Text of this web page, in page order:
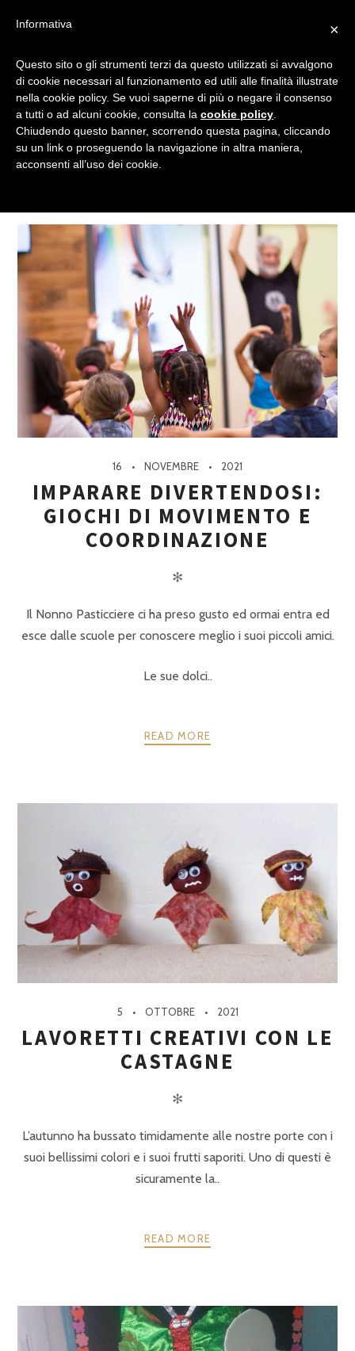
NON CATEGORIZZATO
Categorie
16 NOVEMBRE 2021
IMPARARE DIVERTENDOSI:
GIOCHI DI MOVIMENTO E
COORDINAZIONE
✻
Il Nonno Pasticciere ci ha preso gusto ed ormai entra ed
esce dalle scuole per conoscere meglio i suoi piccoli amici.
Le sue dolci..
READ MORE
5 OTTOBRE 2021
LAVORETTI CREATIVI CON LE
CASTAGNE
✻
L’autunno ha bussato timidamente alle nostre porte con i
suoi bellissimi colori e i suoi frutti saporiti. Uno di questi è
sicuramente la..
READ MORE
×
Informativa
Questo sito o gli strumenti terzi da questo utilizzati si avvalgono
di cookie necessari al funzionamento ed utili alle finalità illustrate
nella cookie policy. Se vuoi saperne di più o negare il consenso
a tutti o ad alcuni cookie, consulta la cookie policy
Chiudendo questo banner, scorrendo questa pagina, cliccando
su un link o proseguendo la navigazione in altra maniera,
acconsenti all’uso dei cookie.